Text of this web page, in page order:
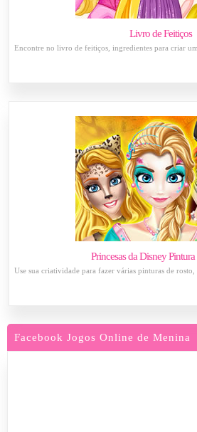
Livro de Feitiços
Encontre no livro de feitiços, ingredientes para criar
Princesas da Disney
Use sua criatividade para fazer várias pinturas de rosto,
Facebook Jogos Online de Menina